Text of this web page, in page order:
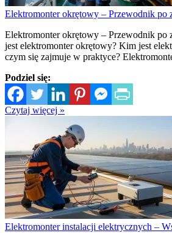
Elektromonter okrętowy – Przewodnik po
Elektromonter okrętowy – Przewodnik
jest elektromonter okrętowy? Kim jest
czym się zajmuje w praktyce?
Podziel się:
Czytaj więcej »
Elektromonter instalacji elektrycznych –